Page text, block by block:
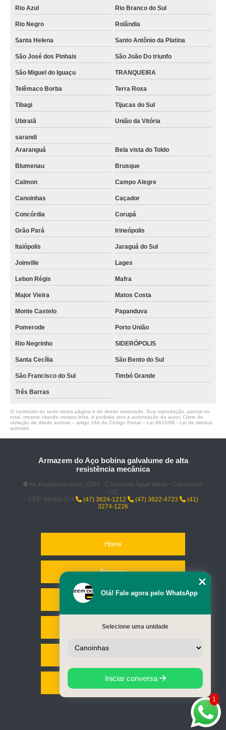
Rio Azul Rio Branco do Sul
Rio Negro Rolândia
Santa Helena Santo Antônio da Platina
São José dos Pinhais São João Do triunfo
São Miguel do Iguaçu TRANQUEIRA
Telêmaco Borba Terra Roxa
Tibagi Tijucas do Sul
Ubiratã União da Vitória
sarandi
Araranguá
Bela vista do Toldo
Blumenau Brusque
Calmon Campo Alegre
Canoinhas Caçador
Concórdia Corupá
Grão Pará Irineópolis
Itaiópolis Jaraguá do Sul
Joinville Lages
Lebon Régis Mafra
Major Vieira Matos Costa
Monte Castelo Papanduva
Pomerode Porto União
Rio Negrinho SIDERÓPOLIS
Santa Cecília São Bento do Sul
São Francisco do Sul Timbó Grande
Três Barras
O conteúdo do texto desta página é de direito reservado. Sua reprodução, parcial ou
total, mesmo citando nossos links, é proibida sem a autorização do autor. Crime de
violação de direito autoral – artigo 184 do Código Penal – Lei 9610/98 - Lei de direitos
autorais
Armazem do Aço bobina galvalume de alta
resistência mecânica
Av. Expedicionários, 2269 - Campo da Água Verde - Canoinhas
- SC
CEP: 89466-314
(47) 3624-1212 (47) 3622-4723
(41)
3274-1226
Home
Empresa
Serviços
Mapa do site
1
Olá! Fale agora pelo WhatsApp
Selecione uma unidade
Iniciar conversa